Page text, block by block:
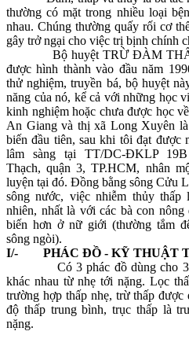
thường có mặt trong nhiều loại
nhau. Chúng thường quấy rối cơ
gây trở ngại cho việc trị bịnh chính
Bộ huyệt TRỪ ĐÀM
được hình thành vào đầu năm
thử nghiệm, truyền bá, bộ huyệt
năng của nó, kể cả với những học
kinh nghiệm hoặc chưa được học
An Giang và thị xã Long Xuyên
biến đầu tiên, sau khi tôi đạt được
lâm sàng tại TT/DC-ĐKLP
Thạch, quận 3, TP.HCM, nhân
luyện tại đó. Đồng bằng sông Cửu
sông nước, việc nhiễm thủy thấp
nhiên, nhất là với các bà con nông
biến hơn ở nữ giới (thường tắm
sông ngòi).
I/- PHÁC ĐỒ - KỸ THUẬT
Có 3 phác đồ dùng cho 3
khác nhau từ nhẹ tới nặng. Lọc
trường hợp thấp nhẹ, trừ thấp được
độ thấp trung bình, trục thấp là
nặng.